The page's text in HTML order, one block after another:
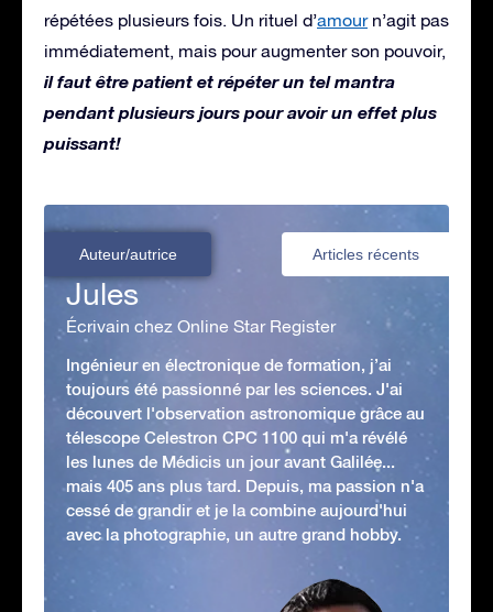
répétées plusieurs fois. Un rituel d’amourn’agit pas
immédiatement, mais pour augmenter son pouvoir,
ilfaut être patient et répéter un tel mantra
pendant plusieurs jours pour avoir un effet plus
puissant!
Auteur/autrice Articles récents
Jules
Écrivain chez Online Star Register
Ingénieur en électronique de formation, j’ai
toujours été passionné par les sciences. J'ai
découvert l'observation astronomique grâce au
télescope Celestron CPC 1100 qui m'a révélé
les lunes de Médicis un jour avant Galilée...
mais 405 ans plus tard. Depuis, ma passion n'a
cessé de grandir et je la combine aujourd'hui
avec la photographie, un autre grand hobby.